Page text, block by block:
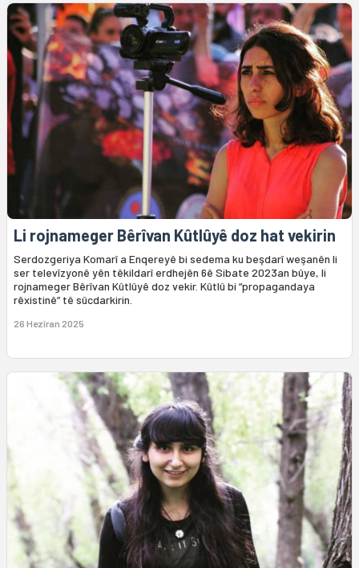
Li rojnameger Bêrîvan Kûtlûyê doz hat vekirin
Serdozgeriya Komarî a Enqereyê bi sedema ku beşdarî weşanên li
ser televîzyonê yên têkildarî erdhejên 6ê Sibate 2023an bûye, li
rojnameger Bêrîvan Kûtlûyê doz vekir. Kûtlû bi “propagandaya
rêxistinê” tê sûcdarkirin.
26 Hezîran 2025